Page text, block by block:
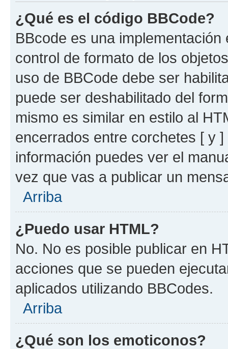
¿Qué es el código BBCode?
BBcode es una
control de formato de los
uso de BBCode debe ser
puede ser deshabilitado del
mismo es similar en estilo al
encerrados entre corchetes [ y
información puedes ver el
vez que vas a publicar un
Arriba
¿Puedo usar HTML?
No. No es posible publicar en
acciones que se pueden
aplicados utilizando BBCodes.
Arriba
¿Qué son los emoticonos?